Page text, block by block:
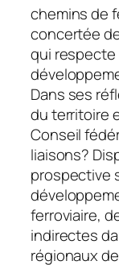
chemins de
concertée
qui respecte
Dans ses
du territoire
Conseil
liaisons?
prospective
ferroviaire,
indirectes
régionaux